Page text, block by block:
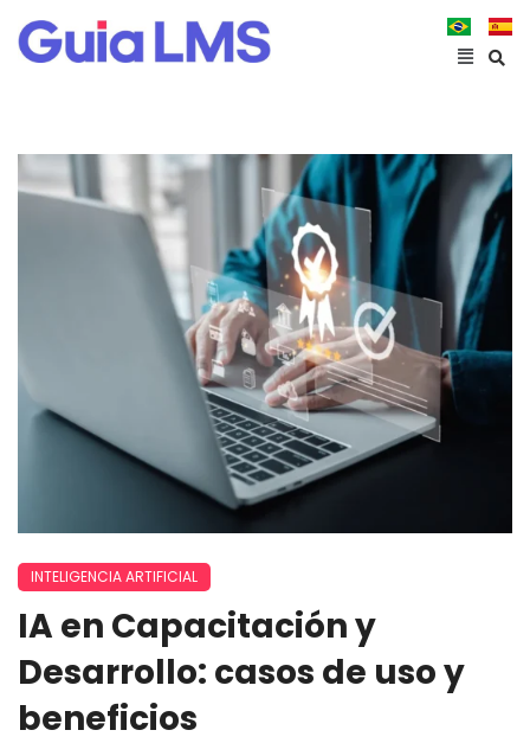
INTELIGENCIA ARTIFICIAL
IA en Capacitación y
Desarrollo: casos de uso y
beneficios